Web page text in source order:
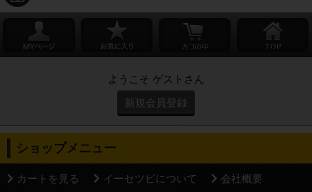
ようこそ ゲストさん
新規会員登録
ショップメニュー
カートを見る イーセツビについて 会社概要